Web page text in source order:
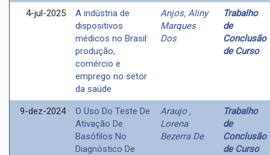
4-jul-2025
A indústria de
dispositivos
médicos no Brasil:
produção,
comércio e
emprego no setor
da saúde
Anjos, Aliny
Marques
Dos
Trabalho
de
Conclusão
de Curso
9-dez-2024
O Uso Do Teste De
Ativação De
Basófilos No
Diagnóstico De
Araujo ,
Lorena
Bezerra De
Trabalho
de
Conclusão
de Curso